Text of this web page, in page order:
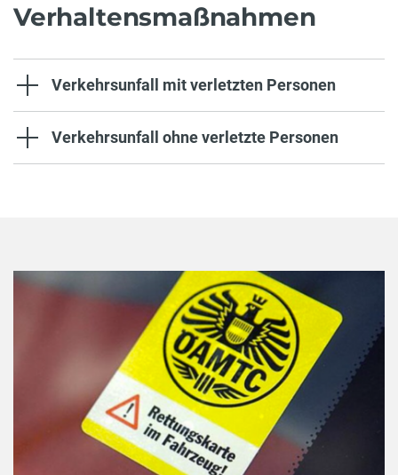
Verhaltensmaßnahmen
Verkehrsunfall mit verletzten Personen
Verkehrsunfall ohne verletzte Personen